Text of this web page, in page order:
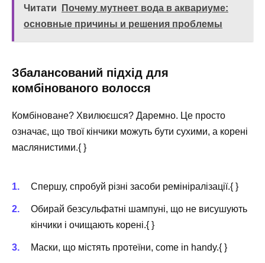
Читати
Почему мутнеет вода в аквариуме:
основные причины и решения проблемы
Збалансований підхід для
комбінованого волосся
Комбіноване? Хвилюєшся? Даремно. Це просто
означає, що твої кінчики можуть бути сухими, а корені
маслянистими.{ }
Спершу, спробуй різні засоби ремініралізації.{ }
Обирай безсульфатні шампуні, що не висушують
кінчики і очищають корені.{ }
Маски, що містять протеїни, come in handy.{ }